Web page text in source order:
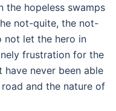
the hopeless swamps
not-quite, the not-
not let the hero in
frustration for the
never been able
and the nature of